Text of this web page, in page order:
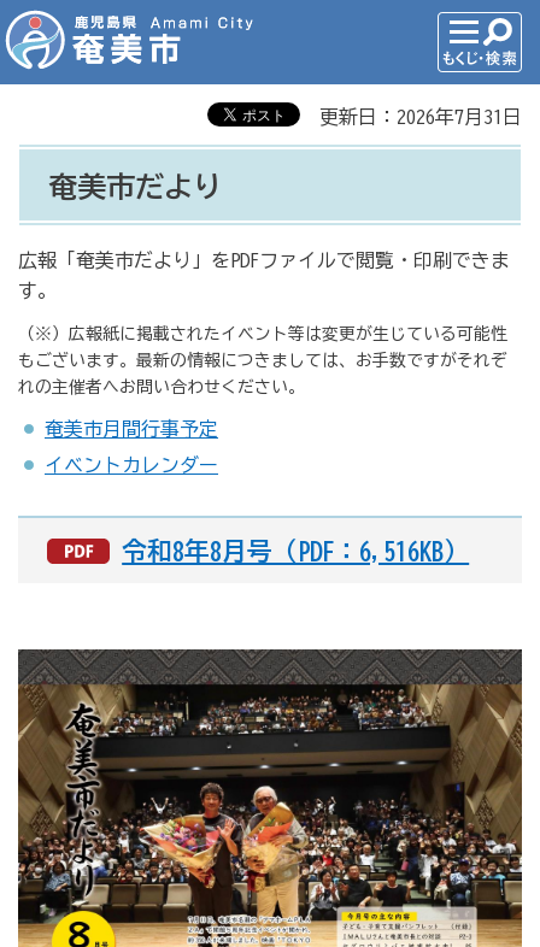
更新日：2026年7月31日
奄美市だより
広報「奄美市だより」をPDFファイルで閲覧・印刷できま
す。
（※）広報紙に掲載されたイベント等は変更が生じている可能性
もございます。最新の情報につきましては、お手数ですがそれぞ
れの主催者へお問い合わせください。
奄美市月間行事予定
イベントカレンダー
令和8年8月号（PDF：6,516KB）